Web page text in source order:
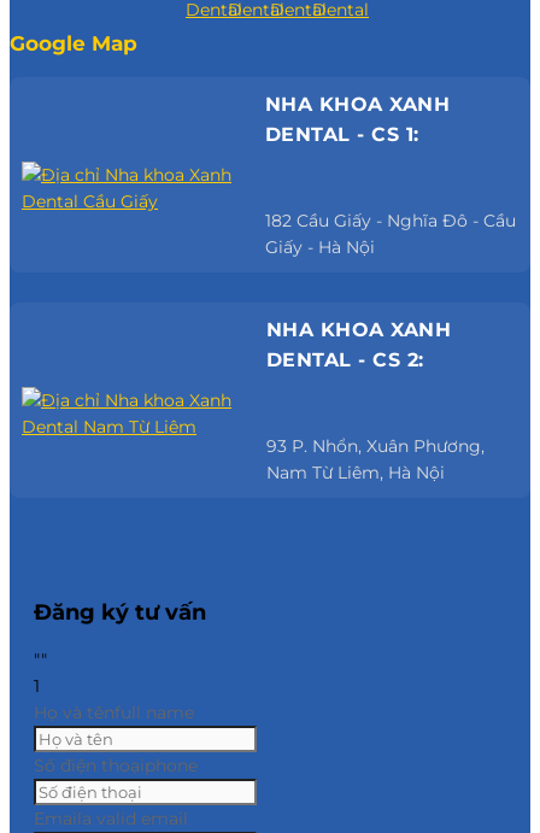
Google Map
NHA KHOA XANH
DENTAL - CS 1:
182 Cầu Giấy - Nghĩa Đô - Cầu
Giấy - Hà Nội
NHA KHOA XANH
DENTAL - CS 2:
93 P. Nhổn, Xuân Phương,
Nam Từ Liêm, Hà Nội
Đăng ký tư vấn
""
1
Họ và tênfull name
Số điện thoạiphone
Emaila valid email